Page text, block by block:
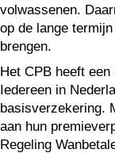
volwassenen.
op de lange
brengen.
Het CPB heeft
Iedereen in
basisverzekering.
aan hun
Regeling